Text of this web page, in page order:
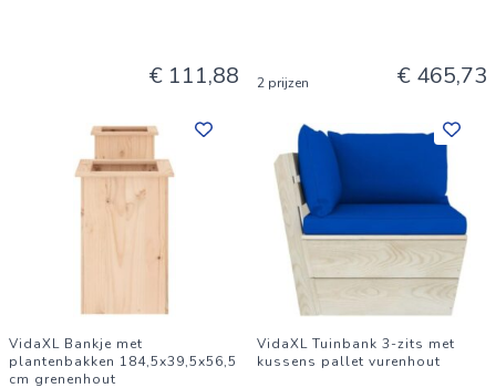
€ 111,88 2 prijzen € 465,73
VidaXL Bankje met
plantenbakken 184,5x39,5x56,5
cm grenenhout
VidaXL Tuinbank 3-zits met
kussens pallet vurenhout